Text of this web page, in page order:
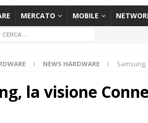
MERCATO MOBILE
NEWS HARDWARE
la visione